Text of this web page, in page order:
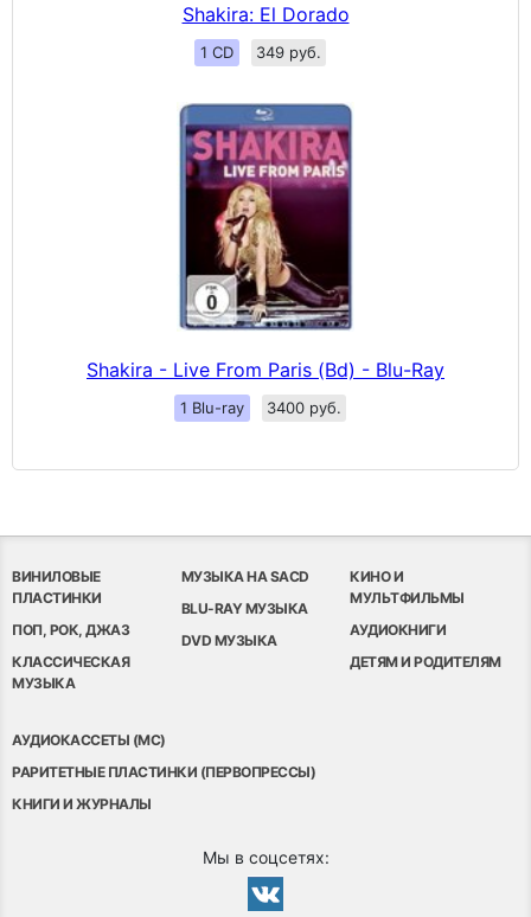
Shakira: El Dorado
1 CD 349 руб.
Shakira - Live From Paris (Bd) - Blu-Ray
1 Blu-ray 3400 руб.
ВИНИЛОВЫЕ
ПЛАСТИНКИ
ПОП, РОК, ДЖАЗ
КЛАССИЧЕСКАЯ
МУЗЫКА
МУЗЫКА НА SACD
BLU-RAY МУЗЫКА
DVD МУЗЫКА
КИНО И
МУЛЬТФИЛЬМЫ
АУДИОКНИГИ
ДЕТЯМ И РОДИТЕЛЯМ
АУДИОКАССЕТЫ (MC)
РАРИТЕТНЫЕ ПЛАСТИНКИ (ПЕРВОПРЕССЫ)
КНИГИ И ЖУРНАЛЫ
Мы в соцсетях: